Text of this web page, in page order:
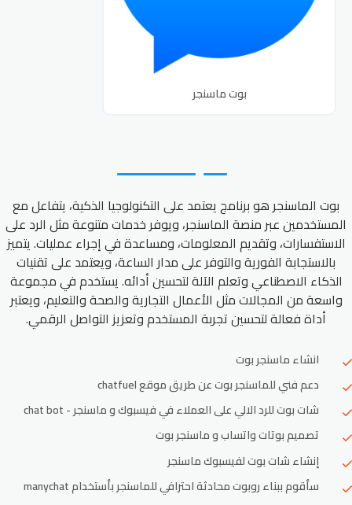
بوت ماسنجر
بوت الماسنجر هو برنامج يعتمد على التكنولوجيا الذكية، يتفاعل مع
المستخدمين عبر منصة الماسنجر، ويوفر خدمات متنوعة مثل الرد على
الاستفسارات، وتقديم المعلومات، ومساعدة في إجراء عمليات. يتميز
بالاستجابة الفورية والتوفر على مدار الساعة، ويعتمد على تقنيات
الذكاء الاصطناعي وتعلم الآلة لتحسين أدائه. يستخدم في مجموعة
واسعة من المجالات مثل الأعمال التجارية والصحة والتعليم، ويعتبر
أداة فعالة لتحسين تجربة المستخدم وتعزيز التواصل الرقمي.
انشاء ماسنجر بوت
دعم فني للماسنجر بوت عن طريق موقع chatfuel
شات بوت للرد الالي على العملاء في فيسبوك و ماسنجر - chat bot
تصميم بوتات واتساب و ماسنجر بوت
إنشاء شات بوت لفيسبوك ماسنجر
سأقوم ببناء روبوت محادثة احترافي للماسنجر بأستخدام manychat